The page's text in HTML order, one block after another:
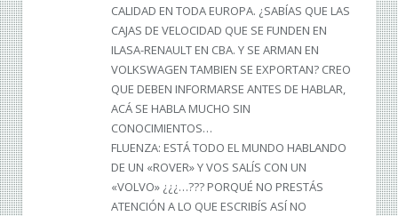
CALIDAD EN TODA EUROPA. ¿SABÍAS QUE LAS
CAJAS DE VELOCIDAD QUE SE FUNDEN EN
ILASA-RENAULT EN CBA. Y SE ARMAN EN
VOLKSWAGEN TAMBIEN SE EXPORTAN? CREO
QUE DEBEN INFORMARSE ANTES DE HABLAR,
ACÁ SE HABLA MUCHO SIN
CONOCIMIENTOS…
FLUENZA: ESTÁ TODO EL MUNDO HABLANDO
DE UN «ROVER» Y VOS SALÍS CON UN
«VOLVO» ¿¿¿…??? PORQUÉ NO PRESTÁS
ATENCIÓN A LO QUE ESCRIBÍS ASÍ NO